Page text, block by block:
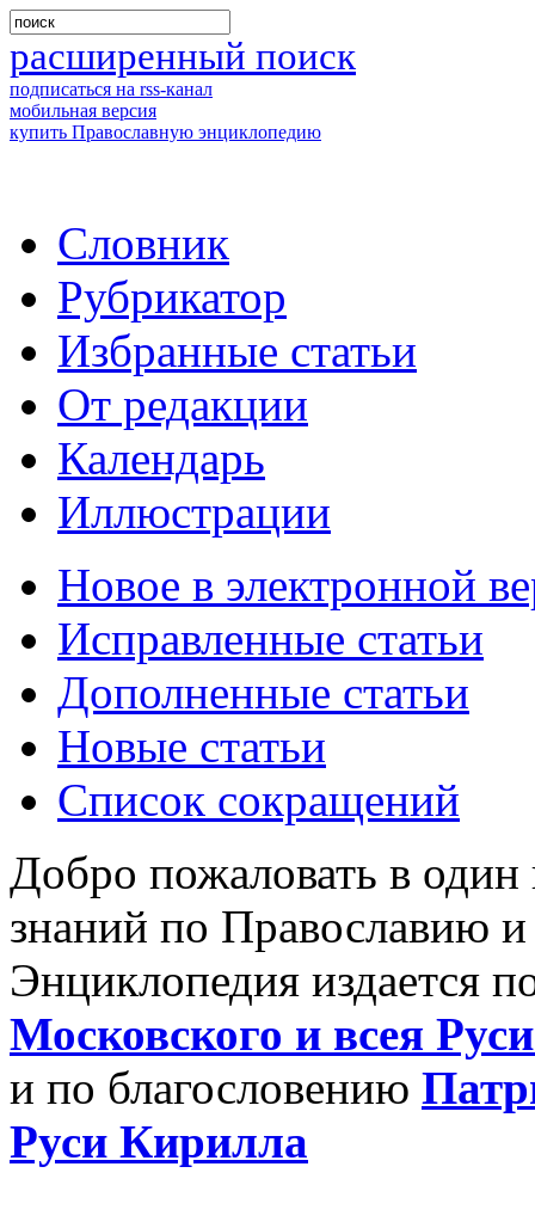
расширенный поиск
подписаться на rss-канал
мобильная версия
купить Православную энциклопедию
Словник
Рубрикатор
Избранные статьи
От редакции
Календарь
Иллюстрации
Новое в электронной
Исправленные статьи
Дополненные статьи
Новые статьи
Список сокращений
Добро пожаловать в
знаний по Православию
Энциклопедия издается
Московского и всея
и по благословению
Руси Кирилла